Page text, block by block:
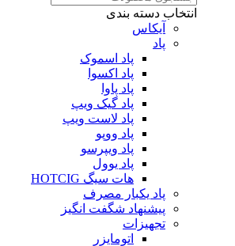
انتخاب دسته بندی
آیکاس
پاد
پاد اسموک
پاد اکسوا
پاد پاوا
پاد گیک ویپ
پاد لاست ویپ
پاد ووپو
پاد ویپرسو
پاد یوول
هات سیگ HOTCIG
پاد یکبار مصرف
پیشنهاد شگفت انگیز
تجهیزات
اتومایزر